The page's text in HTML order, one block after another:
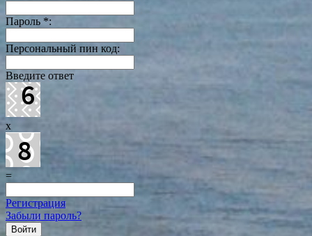
Пароль *:
Персональный пин код:
Введите ответ
x
=
Регистрация
Забыли пароль?